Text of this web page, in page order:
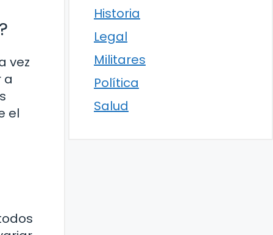
vez
a
el
Historia
Legal
Militares
Política
Salud